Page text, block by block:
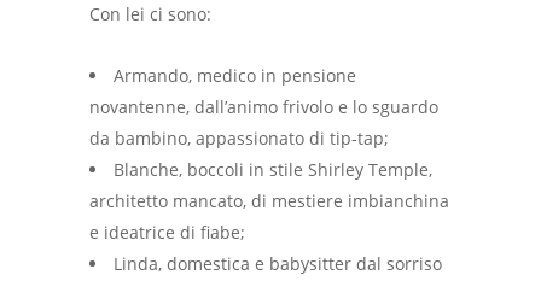
Con lei ci sono:
Armando, medico in pensione
novantenne, dall’animo frivolo e lo sguardo
da bambino, appassionato di tip-tap;
Blanche, boccoli in stile Shirley Temple,
architetto mancato, di mestiere imbianchina
e ideatrice di fiabe;
Linda, domestica e babysitter dal sorriso